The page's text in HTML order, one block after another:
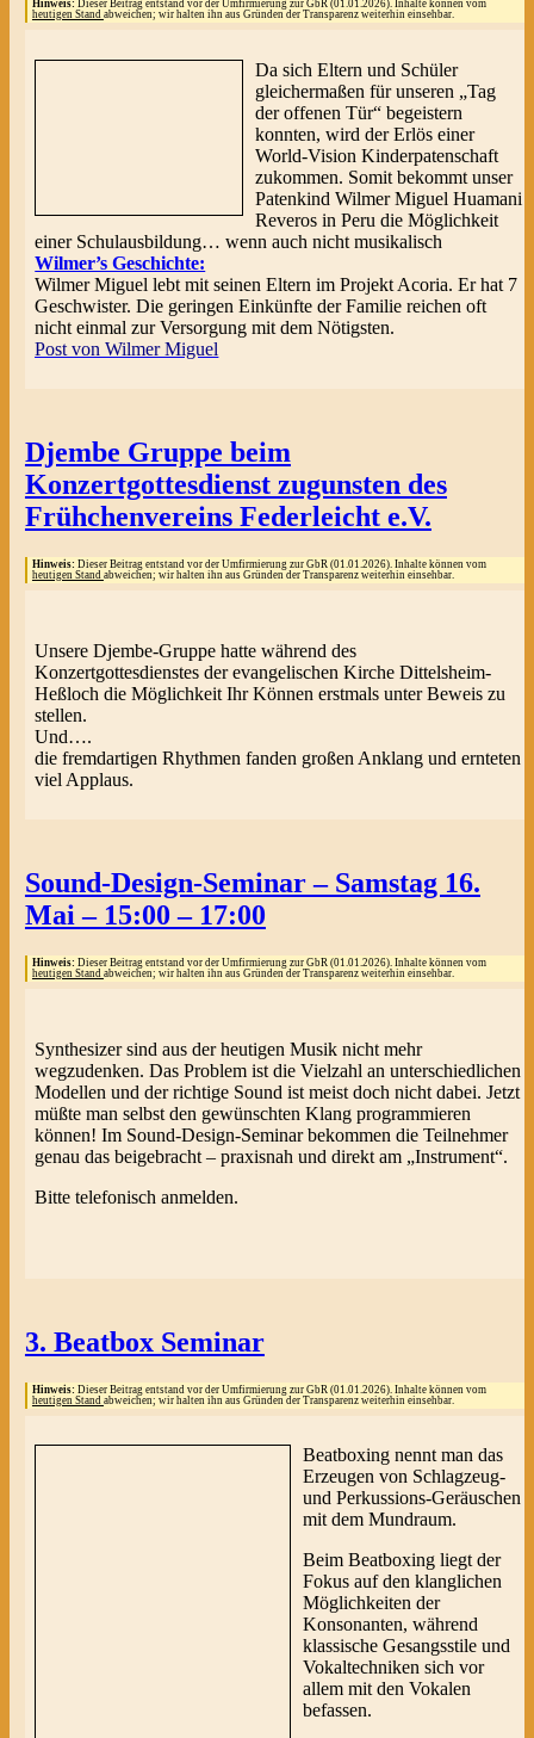
Hinweis: Dieser Beitrag entstand vor der Umfirmierung zur GbR (01.01.2026). Inhalte können vom
heutigen Stand abweichen; wir halten ihn aus Gründen der Transparenz weiterhin einsehbar.
Da sich Eltern und Schüler
gleichermaßen für unseren „Tag
der offenen Tür“ begeistern
konnten, wird der Erlös einer
World-Vision Kinderpatenschaft
zukommen. Somit bekommt unser
Patenkind Wilmer Miguel Huamani
Reveros in Peru die Möglichkeit
einer Schulausbildung… wenn auch nicht musikalisch
Wilmer’s Geschichte:
Wilmer Miguel lebt mit seinen Eltern im Projekt Acoria. Er hat 7
Geschwister. Die geringen Einkünfte der Familie reichen oft
nicht einmal zur Versorgung mit dem Nötigsten.
Post von Wilmer Miguel
Djembe Gruppe beim
Konzertgottesdienst zugunsten des
Frühchenvereins Federleicht e.V.
Hinweis: Dieser Beitrag entstand vor der Umfirmierung zur GbR (01.01.2026). Inhalte können vom
heutigen Stand abweichen; wir halten ihn aus Gründen der Transparenz weiterhin einsehbar.
Unsere Djembe-Gruppe hatte während des
Konzertgottesdienstes der evangelischen Kirche Dittelsheim-
Heßloch die Möglichkeit Ihr Können erstmals unter Beweis zu
stellen.
Und….
die fremdartigen Rhythmen fanden großen Anklang und ernteten
viel Applaus.
Sound-Design-Seminar – Samstag 16.
Mai – 15:00 – 17:00
Hinweis: Dieser Beitrag entstand vor der Umfirmierung zur GbR (01.01.2026). Inhalte können vom
heutigen Stand abweichen; wir halten ihn aus Gründen der Transparenz weiterhin einsehbar.
Synthesizer sind aus der heutigen Musik nicht mehr
wegzudenken. Das Problem ist die Vielzahl an unterschiedlichen
Modellen und der richtige Sound ist meist doch nicht dabei. Jetzt
müßte man selbst den gewünschten Klang programmieren
können! Im Sound-Design-Seminar bekommen die Teilnehmer
genau das beigebracht – praxisnah und direkt am „Instrument“.
Bitte telefonisch anmelden.
3. Beatbox Seminar
Hinweis: Dieser Beitrag entstand vor der Umfirmierung zur GbR (01.01.2026). Inhalte können vom
heutigen Stand abweichen; wir halten ihn aus Gründen der Transparenz weiterhin einsehbar.
Beatboxing nennt man das
Erzeugen von Schlagzeug-
und Perkussions-Geräuschen
mit dem Mundraum.
Beim Beatboxing liegt der
Fokus auf den klanglichen
Möglichkeiten der
Konsonanten, während
klassische Gesangsstile und
Vokaltechniken sich vor
allem mit den Vokalen
befassen.